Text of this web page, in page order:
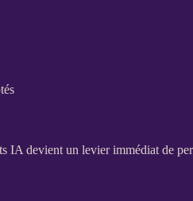
IA devient un levier immédiat de